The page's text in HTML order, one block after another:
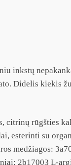
inkstų
Didelis kiekis
citrinų
esterinti su
medžiagos:
2b17003 L-